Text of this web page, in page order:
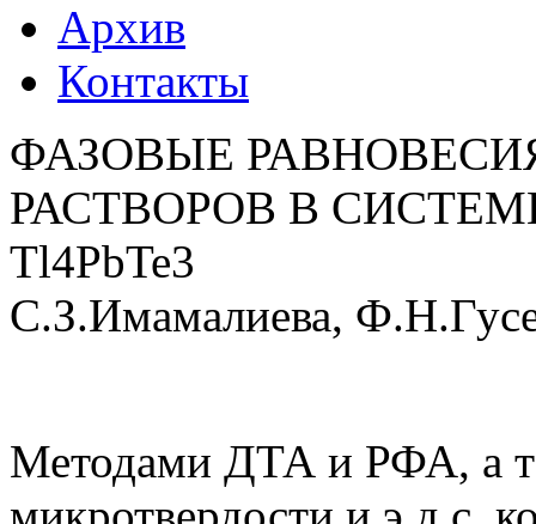
Архив
Контакты
ФАЗОВЫЕ
РАСТВОРОВ В СИСТЕМЕ
Tl4PbTe3
С.З.Имамалиева,
Методами ДТА и РФА, а